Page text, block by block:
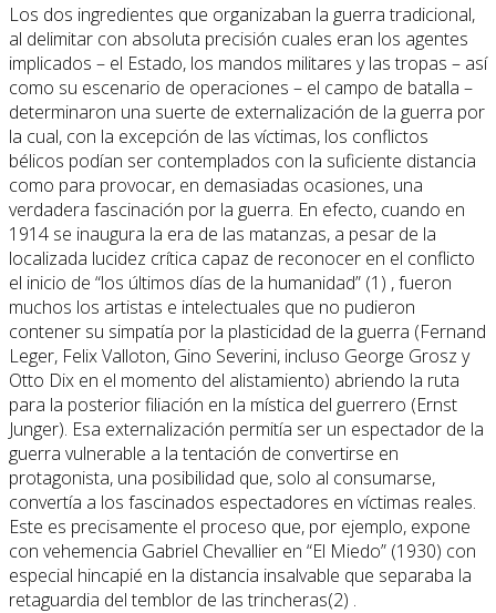
Los dos ingredientes que organizaban la guerra tradicional,
al delimitar con absoluta precisión cuales eran los agentes
implicados – el Estado, los mandos militares y las tropas – así
como su escenario de operaciones – el campo de batalla –
determinaron una suerte de externalización de la guerra por
la cual, con la excepción de las víctimas, los conflictos
bélicos podían ser contemplados con la suficiente distancia
como para provocar, en demasiadas ocasiones, una
verdadera fascinación por la guerra. En efecto, cuando en
1914 se inaugura la era de las matanzas, a pesar de la
localizada lucidez crítica capaz de reconocer en el conflicto
el inicio de “los últimos días de la humanidad” (1) , fueron
muchos los artistas e intelectuales que no pudieron
contener su simpatía por la plasticidad de la guerra (Fernand
Leger, Felix Valloton, Gino Severini, incluso George Grosz y
Otto Dix en el momento del alistamiento) abriendo la ruta
para la posterior filiación en la mística del guerrero (Ernst
Junger). Esa externalización permitía ser un espectador de la
guerra vulnerable a la tentación de convertirse en
protagonista, una posibilidad que, solo al consumarse,
convertía a los fascinados espectadores en víctimas reales.
Este es precisamente el proceso que, por ejemplo, expone
con vehemencia Gabriel Chevallier en “El Miedo” (1930) con
especial hincapié en la distancia insalvable que separaba la
retaguardia del temblor de las trincheras(2) .